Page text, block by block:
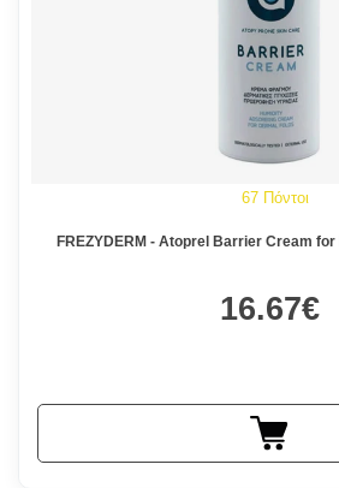
67 Πόντοι
FREZYDERM - Atoprel Barrier Cream for
16.67€